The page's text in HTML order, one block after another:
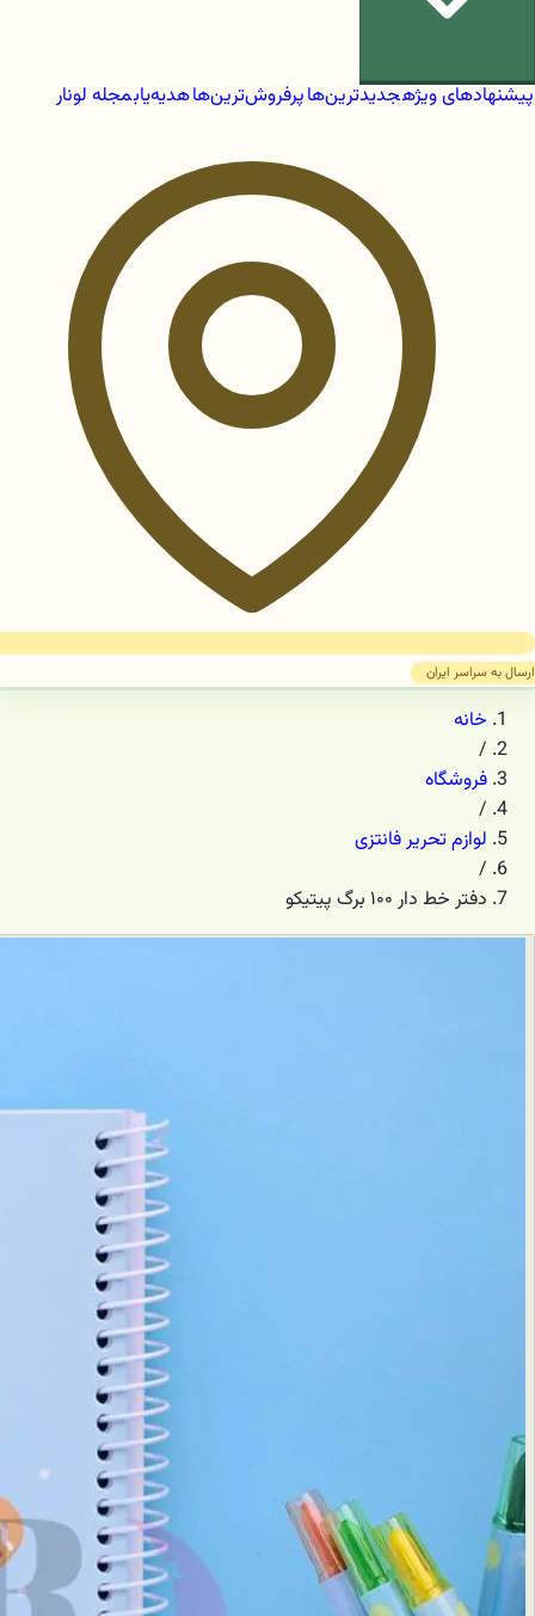
پیشنهادهای ویژهجدیدترین‌هاپرفروش‌ترین‌هاهدیه‌یابمجله لونار
ارسال به سراسر ایران
خانه
/
فروشگاه
/
لوازم تحریر فانتزی
/
دفتر خط دار ۱۰۰ برگ پیتیکو